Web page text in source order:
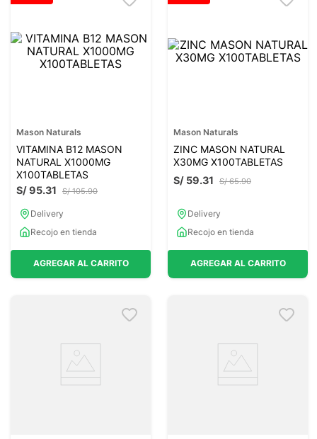
Mason Naturals
VITAMINA B12 MASON
NATURAL X1000MG
X100TABLETAS
S/ 105.90
S/95.31
Delivery
Recojo en tienda
AGREGAR AL CARRITO
Mason Naturals
ZINC MASON NATURAL
X30MG X100TABLETAS
S/ 65.90
S/ 59.31
Delivery
Recojo en tienda
AGREGAR AL CARRITO